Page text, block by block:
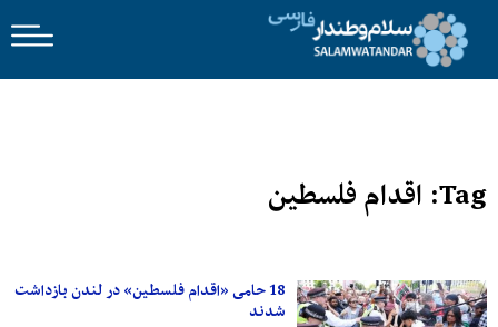
Tag: اقدام فلسطین
18 حامی «اقدام فلسطین» در لندن بازداشت
شدند